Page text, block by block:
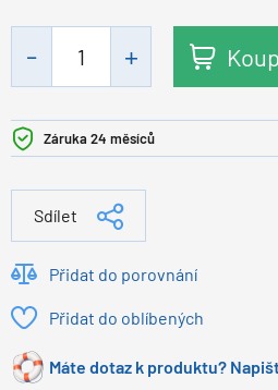
Záruka 24 měsíců
Sdílet
Přidat do porovnání
Přidat do oblíbených
Máte dotaz k produktu?